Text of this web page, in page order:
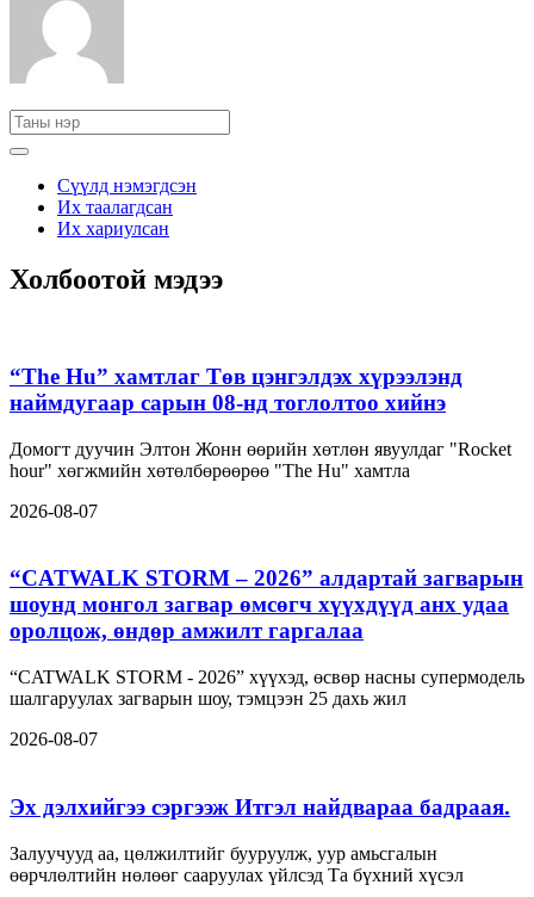
Сүүлд нэмэгдсэн
Их таалагдсан
Их хариулсан
Холбоотой мэдээ
“The Hu” хамтлаг Төв цэнгэлдэх хүрээлэнд
наймдугаар сарын 08-нд тоглолтоо хийнэ
Домогт дуучин Элтон Жонн өөрийн хөтлөн явуулдаг "Rocket
hour" хөгжмийн хөтөлбөрөөрөө "The Hu" хамтла
2026-08-07
“CATWALK STORM – 2026” алдартай загварын
шоунд монгол загвар өмсөгч хүүхдүүд анх удаа
оролцож, өндөр амжилт гаргалаа
“CATWALK STORM - 2026” хүүхэд, өсвөр насны супермодель
шалгаруулах загварын шоу, тэмцээн 25 дахь жил
2026-08-07
Эх дэлхийгээ сэргээж Итгэл найдвараа бадраая.
Залуучууд аа, цөлжилтийг бууруулж, уур амьсгалын
өөрчлөлтийн нөлөөг сааруулах үйлсэд Та бүхний хүсэл